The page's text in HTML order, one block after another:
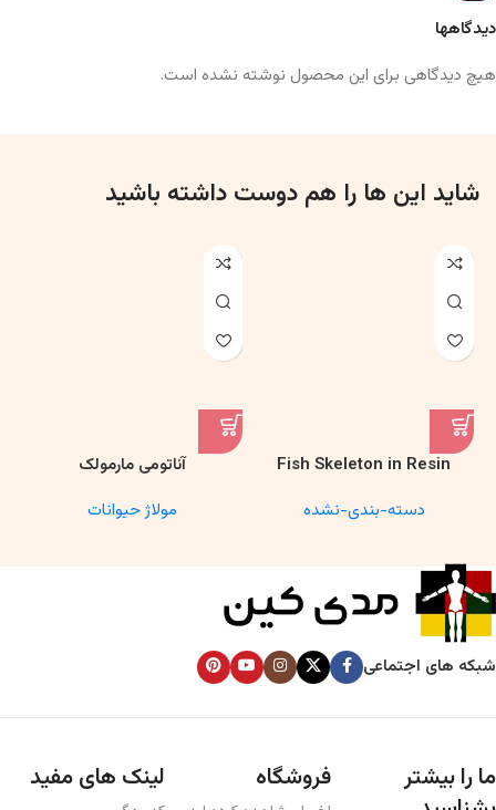
دیدگاهها
هیچ دیدگاهی برای این محصول نوشته نشده است.
شاید این ها را هم دوست داشته باشید
Fish Skeleton in Resin
Anatomy Specimen
دسته-بندی-نشده
آناتومی مارمولک
مولاژ حیوانات
شبکه های اجتماعی
ما را بیشتر
فروشگاه لینک های مفید